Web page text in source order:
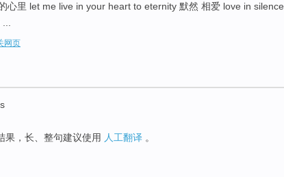
心里 let me live in your heart to eternity 默然 相爱 love in silence
网页
果，长、整句建议使用 人工翻译 。